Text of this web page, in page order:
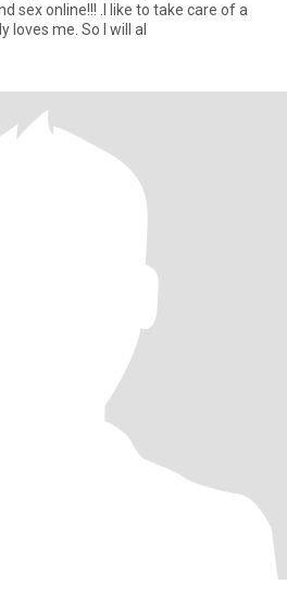
sex online!!! .I like to take care of a
loves me. So I will al